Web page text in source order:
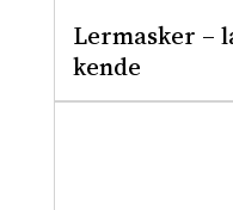
Lermasker –
kende